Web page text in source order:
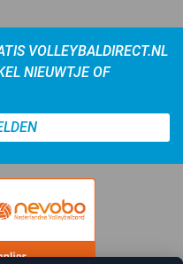
VOLLEYBALDIRECT.NL
NIEUWTJE OF